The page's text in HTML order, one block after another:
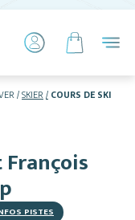
SKIER COURS DE SKI
PISTES